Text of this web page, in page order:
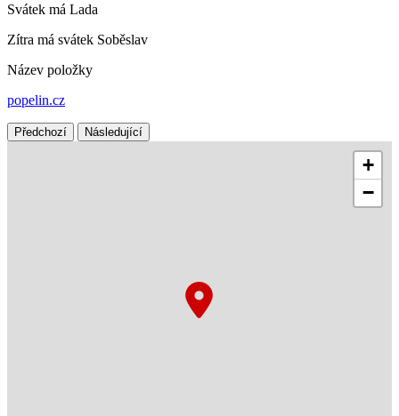
Svátek má Lada
Zítra má svátek Soběslav
Název položky
popelin.cz
Předchozí Následující
+
−